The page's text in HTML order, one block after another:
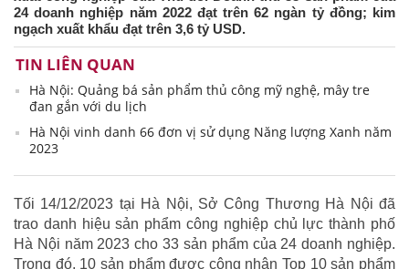
24 doanh nghiệp năm 2022 đạt trên 62 ngàn tỷ đồng; kim
ngạch xuất khẩu đạt trên 3,6 tỷ USD.
TIN LIÊN QUAN
Hà Nội: Quảng bá sản phẩm thủ công mỹ nghệ, mây tre
đan gắn với du lịch
Hà Nội vinh danh 66 đơn vị sử dụng Năng lượng Xanh năm
2023
Tối 14/12/2023 tại Hà Nội, Sở Công Thương Hà Nội đã
trao danh hiệu sản phẩm công nghiệp chủ lực thành phố
Hà Nội năm 2023 cho 33 sản phẩm của 24 doanh nghiệp.
Trong đó, 10 sản phẩm được công nhận Top 10 sản phẩm